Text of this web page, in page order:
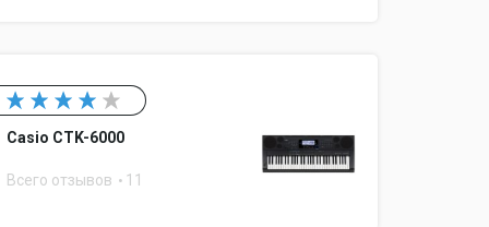
Casio CTK-6000
Всего отзывов 11